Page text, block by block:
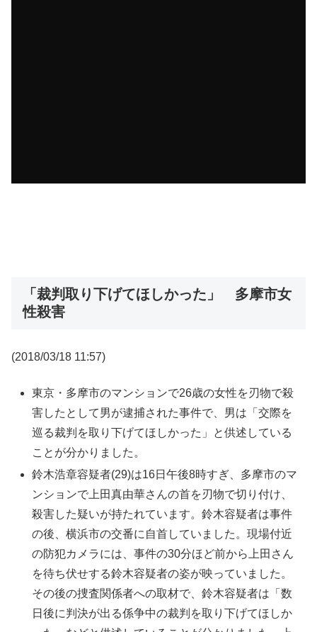
「裁判取り下げてほしかった」 多摩市女
性殺害
(2018/03/18 11:57)
東京・多摩市のマンションで26歳の女性を刃物で殺
害したとして男が逮捕された事件で、男は「交際を
巡る裁判を取り下げてほしかった」と供述している
ことが分かりました。
鈴木浩章容疑者(29)は16日午後8時すぎ、多摩市のマ
ンションで上田真由華さんの首を刃物で切り付け、
殺害した疑いが持たれています。鈴木容疑者は事件
の後、横浜市の交番に自首していました。現場付近
の防犯カメラには、事件の30分ほど前から上田さん
を待ち伏せする鈴木容疑者の姿が映っていました。
その後の捜査関係者への取材で、鈴木容疑者は「数
日後に判決が出る係争中の裁判を取り下げてほしか